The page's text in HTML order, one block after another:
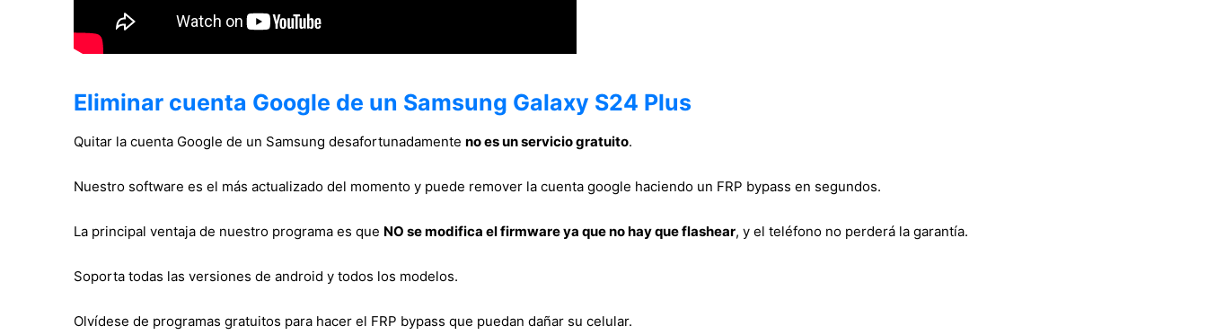
Eliminar cuenta Google de un Samsung Galaxy S24 Plus
Quitar la cuenta Google de un Samsung desafortunadamente no es un servicio gratuito.
Nuestro software es el más actualizado del momento y puede remover la cuenta google haciendo un FRP bypass en segundos.
La principal ventaja de nuestro programa es que NO se modifica el firmware ya que no hay que flashear, y el teléfono no perderá la garantía.
Soporta todas las versiones de android y todos los modelos.
Olvídese de programas gratuitos para hacer el FRP bypass que puedan dañar su celular.